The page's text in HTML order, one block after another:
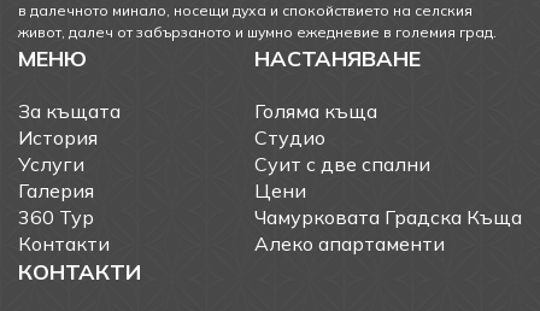
в далечното минало, носещи духа и спокойствието на селския
живот, далеч от забързаното и шумно ежедневие в големия град.
МЕНЮ
За къщата
История
Услуги
Галерия
360 Тур
Контакти
НАСТАНЯВАНЕ
Голяма къща
Студио
Суит с две спални
Цени
Чамурковата Градска Къща
Алеко апартаменти
КОНТАКТИ